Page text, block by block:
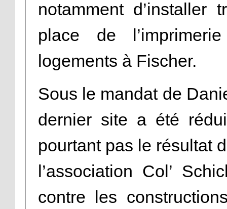
notamment
place de
logements à Fischer.
Sous le mandat de
dernier site a été
pourtant pas le résultat
l’association Col’
contre les